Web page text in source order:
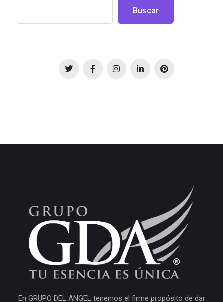
Buscar
En GRUPO DEL ANGEL tenemos el firme propósito de dar